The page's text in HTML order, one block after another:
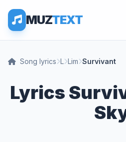
MUZTEXT
Song lyrics L Lim Survivant
Lyrics